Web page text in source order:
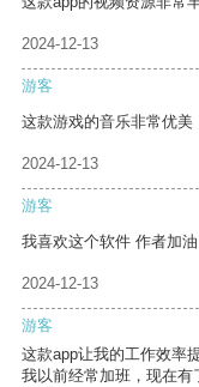
2024-12-13
游客
这款游戏的音乐非常优美
2024-12-13
游客
我喜欢这个软件 作者加油
2024-12-13
游客
这款app让我的工作效率
我以前经常加班，现在